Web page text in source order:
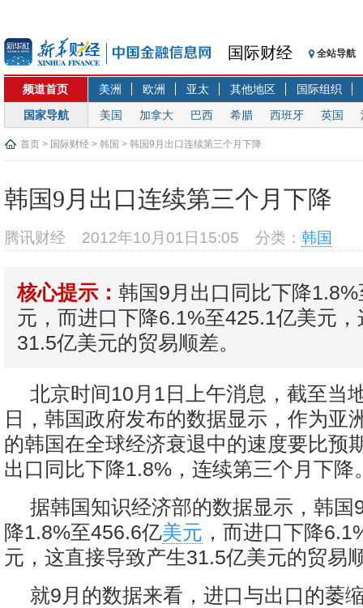
国际财经 全站导航
频道首页 美洲 欧洲 亚太 其他地区
国际组织
国家导航
美国 加拿大 巴西 希腊 西班牙 英国
首页 > 国际财经 > 韩国 > 韩国9月出口连续第三个月下降
韩国9月出口连续第三个月下降
腾讯财经 2012年10月01日15:05 分类： 韩国
核心提示： 韩国9月出口同比下降
元，而进口下降6.1%至425.1亿美元
31.5亿美元的贸易顺差。
北京时间10月1日上午消息，截至当
日，韩国政府发布的数据显示，作为亚
的韩国在全球经济衰退中的速度要比预
出口同比下降1.8%，连续第三个月下降
据韩国知识经济部的数据显示，韩国
降1.8%至456.6亿美元 ，而进口下降
元，这直接导致产生31.5亿美元的贸易
就9月的数据来看，进口与出口的萎